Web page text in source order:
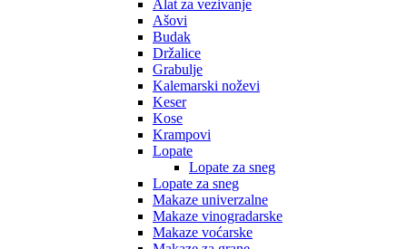
Alat za vezivanje
Ašovi
Budak
Držalice
Grabulje
Kalemarski noževi
Keser
Kose
Krampovi
Lopate
Lopate za sneg
Lopate za sneg
Makaze univerzalne
Makaze vinogradarske
Makaze voćarske